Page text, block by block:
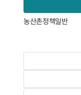
농산촌정책일반